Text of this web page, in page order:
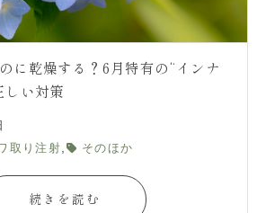
に乾燥する？6月特有の“インナ
しい対策
取り注射, そのほか
続きを読む